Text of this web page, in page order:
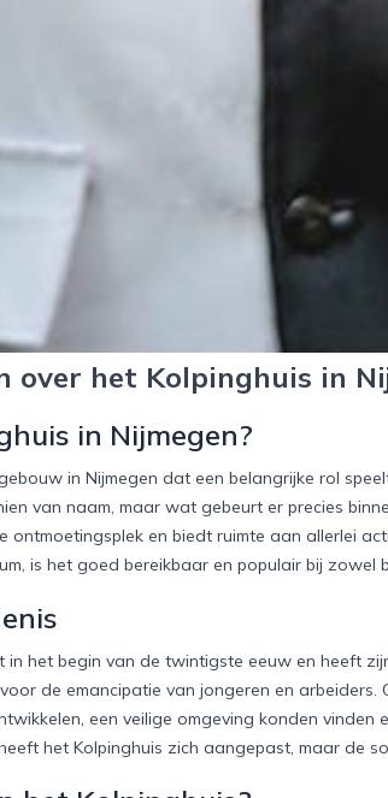
over het Kolpinghuis in
in Nijmegen?
in Nijmegen dat een belangrijke rol
van naam, maar wat gebeurt er precies
ontmoetingsplek en biedt ruimte aan allerlei
is het goed bereikbaar en populair bij zowel
in het begin van de twintigste eeuw en heeft
de emancipatie van jongeren en
een veilige omgeving konden vinden
het Kolpinghuis zich aangepast, maar de